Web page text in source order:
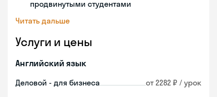
продвинутыми студентами
Читать дальше
Услуги и цены
Английский язык
Деловой - для бизнеса от 2282 ₽ / урок